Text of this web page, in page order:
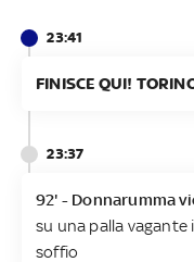
23:41
FINISCE QUI!
23:37
92' - Donnarumma
su una palla vagante
soffio